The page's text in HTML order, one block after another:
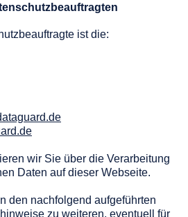
ist die:
wir Sie über die Verarbeitung
Daten auf dieser Webseite.
den nachfolgend aufgeführten
zu weiteren, eventuell für